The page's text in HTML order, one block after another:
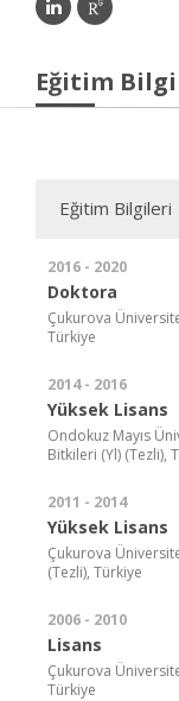
Eğitim
Eğitim Bilgileri
2016 - 2020
Doktora
Çukurova
Türkiye
2014 - 2016
Yüksek Lisans
Ondokuz Mayıs
Bitkileri (Yl) (Tezli),
2011 - 2014
Yüksek Lisans
Çukurova
(Tezli), Türkiye
2006 - 2010
Lisans
Çukurova
Türkiye